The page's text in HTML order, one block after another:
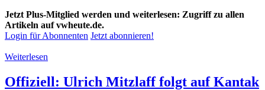
Jetzt Plus-Mitglied werden und weiterlesen: Zugriff zu allen
Artikeln auf vwheute.de.
Login für Abonnenten Jetzt abonnieren!
Weiterlesen
Offiziell: Ulrich Mitzlaff folgt auf Kantak